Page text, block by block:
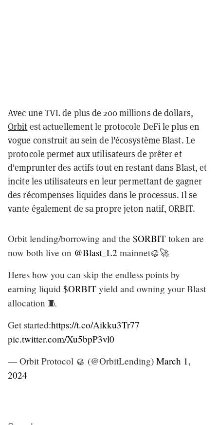
Avec une TVL de plus de 200 millions de dollars,
Orbit est actuellement le protocole DeFi le plus en
vogue construit au sein de l'écosystème Blast. Le
protocole permet aux utilisateurs de prêter et
d'emprunter des actifs tout en restant dans Blast, et
incite les utilisateurs en leur permettant de gagner
des récompenses liquides dans le processus. Il se
vante également de sa propre jeton natif, ORBIT.
Orbit lending/borrowing and the $ORBIT token are
now both live on @Blast_L2 mainnet🥮🚀
Heres how you can skip the endless points by
earning liquid $ORBIT yield and owning your Blast
allocation 🧵
Get started:https://t.co/Aikku3Tr77
pic.twitter.com/Xu5bpP3vl0
— Orbit Protocol 🥮 (@OrbitLending) March 1,
2024